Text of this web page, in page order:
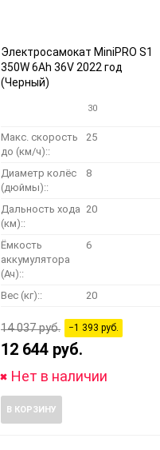
Электросамокат MiniPRO S1
350W 6Ah 36V 2022 год
(Черный)
30
Макс. скорость
до (км/ч)::
25
Диаметр колёс
(дюймы)::
8
Дальность хода
(км)::
20
Ёмкость
аккумулятора
(Ач)::
6
Вес (кг):: 20
14 037 руб. −1 393 руб.
12 644 руб.
Нет в наличии
В КОРЗИНУ